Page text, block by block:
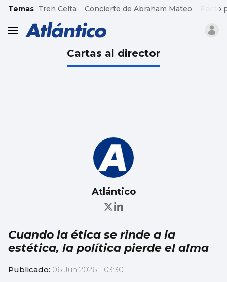
common.go-to-content
Temas Tren Celta Concierto de Abraham Mateo Pacto
header.menu.open
Cartas al director
Atlántico
Cuando la ética se rinde a la
estética, la política pierde el alma
Publicado: 06 Jun 2026 - 03:30